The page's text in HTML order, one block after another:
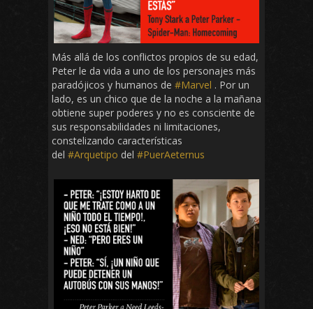
Más allá de los conflictos propios de su edad,
Peter le da vida a uno de los personajes más
paradójicos y humanos de #Marvel . Por un
lado, es un chico que de la noche a la mañana
obtiene super poderes y no es consciente de
sus responsabilidades ni limitaciones,
constelizando características
del #Arquetipo del #PuerAeternus